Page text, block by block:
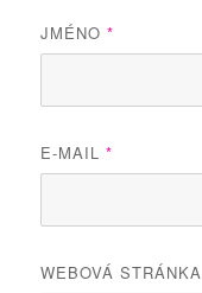
JMÉNO*
E-MAIL*
WEBOVÁ STRÁNKA